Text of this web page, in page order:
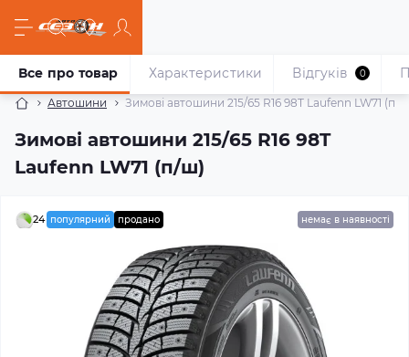
Автошини Зимові автошини 215/65 R16 98T Laufenn LW71 (п/
Зимові автошини 215/65 R16 98T
Laufenn LW71 (п/ш)
Все про товар Характеристики Відгуків 0
24 популярний продано немає в наявності